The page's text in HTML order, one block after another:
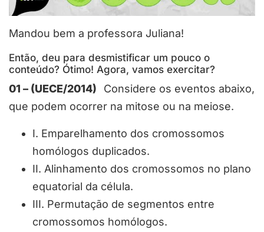
Mandou bem a professora Juliana!
Então, deu para desmistificar um pouco o
conteúdo? Ótimo! Agora, vamos exercitar?
01 – (UECE/2014) Considere os eventos abaixo,
que podem ocorrer na mitose ou na meiose.
I. Emparelhamento dos cromossomos
homólogos duplicados.
II. Alinhamento dos cromossomos no plano
equatorial da célula.
III. Permutação de segmentos entre
cromossomos homólogos.